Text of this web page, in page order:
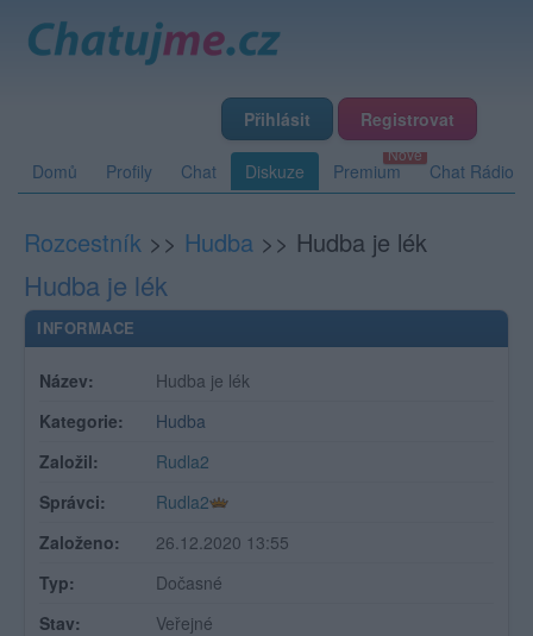
Přihlásit Registrovat
Domů Profily Chat Diskuze Premium Chat Rádio
Rozcestník >> Hudba >> Hudba je lék
Hudba je lék
INFORMACE
Název:
Hudba je lék
Kategorie:
Hudba
Založil:
Rudla2
Správci:
Rudla2
Založeno:
26.12.2020 13:55
Typ:
Dočasné
Stav:
Veřejné